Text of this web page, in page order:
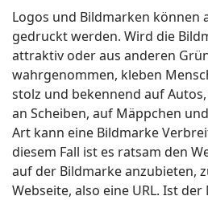
Logos und Bildmarken können
gedruckt werden. Wird die
attraktiv oder aus anderen
wahrgenommen, kleben
stolz und bekennend auf
an Scheiben, auf Mäppchen
Art kann eine Bildmarke
diesem Fall ist es ratsam den
auf der Bildmarke anzubieten,
Webseite, also eine URL. Ist